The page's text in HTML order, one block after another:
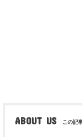
ABOUT US